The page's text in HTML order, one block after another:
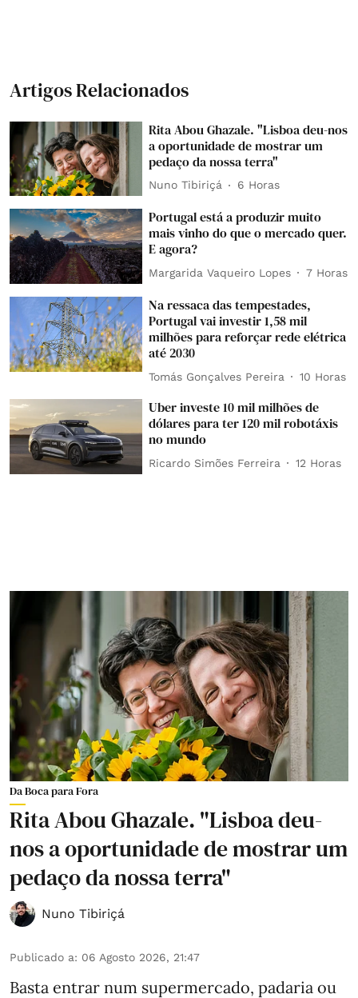
Artigos Relacionados
Rita Abou Ghazale. "Lisboa deu-nos
a oportunidade de mostrar um
pedaço da nossa terra"
Nuno Tibiriçá 6 Horas
Portugal está a produzir muito
mais vinho do que o mercado quer.
E agora?
Margarida Vaqueiro Lopes 7 Horas
Na ressaca das tempestades,
Portugal vai investir 1,58 mil
milhões para reforçar rede elétrica
até 2030
Tomás Gonçalves Pereira 10 Horas
Uber investe 10 mil milhões de
dólares para ter 120 mil robotáxis
no mundo
Ricardo Simões Ferreira 12 Horas
Da Boca para Fora
Rita Abou Ghazale. "Lisboa deu-
nos a oportunidade de mostrar um
pedaço da nossa terra"
Nuno Tibiriçá
Publicado a: 06 Agosto 2026, 21:47
Basta entrar num supermercado, padaria ou